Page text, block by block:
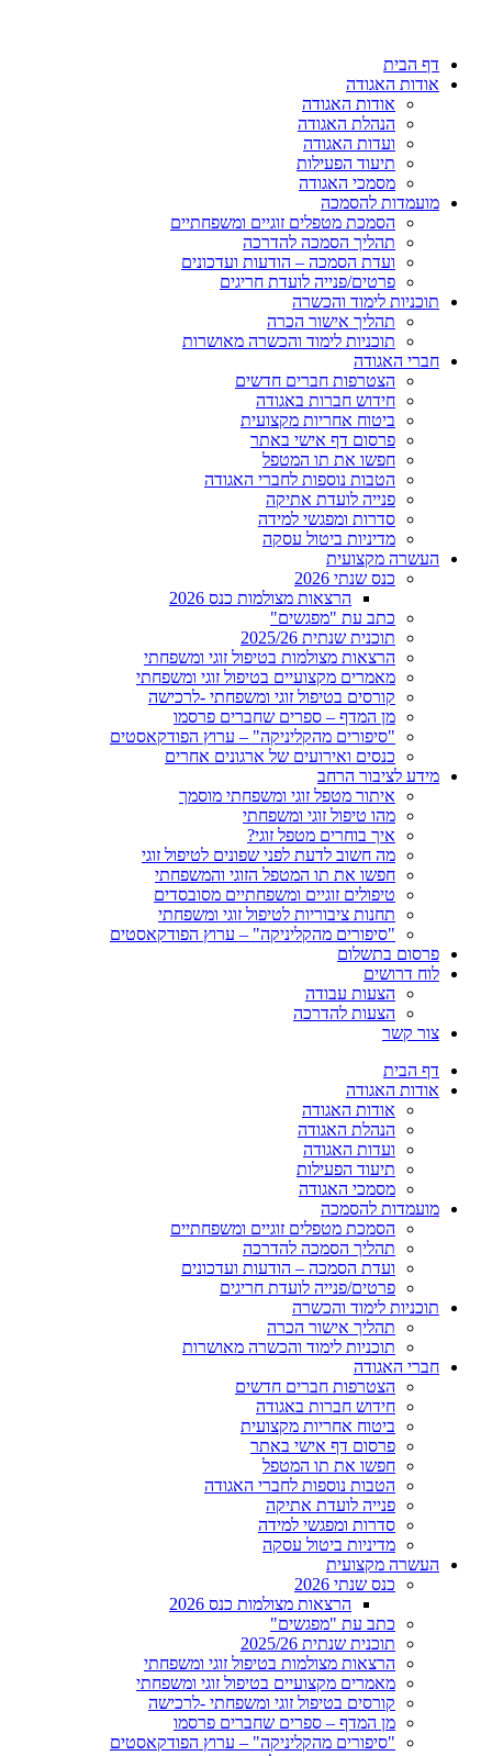
דף הבית
אודות האגודה
אודות האגודה
הנהלת האגודה
ועדות האגודה
תיעוד הפעילות
מסמכי האגודה
מועמדות להסמכה
הסמכת מטפלים זוגיים ומשפחתיים
תהליך הסמכה להדרכה
ועדת הסמכה – הודעות ועדכונים
פרטים/פנייה לועדת חריגים
תוכניות לימוד והכשרה
תהליך אישור הכרה
תוכניות לימוד והכשרה מאושרות
חברי האגודה
הצטרפות חברים חדשים
חידוש חברות באגודה
ביטוח אחריות מקצועית
פרסום דף אישי באתר
חפשו את תו המטפל
הטבות נוספות לחברי האגודה
פנייה לועדת אתיקה
סדרות ומפגשי למידה
מדיניות ביטול עסקה
העשרה מקצועית
כנס שנתי 2026
הרצאות מצולמות כנס 2026
כתב עת "מפגשים"
תוכנית שנתית 2025/26
הרצאות מצולמות בטיפול זוגי ומשפחתי
מאמרים מקצועיים בטיפול זוגי ומשפחתי
קורסים בטיפול זוגי ומשפחתי -לרכישה
מן המדף – ספרים שחברים פרסמו
"סיפורים מהקליניקה" – ערוץ הפודקאסטים
כנסים ואירועים של ארגונים אחרים
מידע לציבור הרחב
איתור מטפל זוגי ומשפחתי מוסמך
מהו טיפול זוגי ומשפחתי
איך בוחרים מטפל זוגי?
מה חשוב לדעת לפני שפונים לטיפול זוגי
חפשו את תו המטפל הזוגי והמשפחתי
טיפולים זוגיים ומשפחתיים מסובסדים
תחנות ציבוריות לטיפול זוגי ומשפחתי
"סיפורים מהקליניקה" – ערוץ הפודקאסטים
פרסום בתשלום
לוח דרושים
הצעות עבודה
הצעות להדרכה
צור קשר
דף הבית
אודות האגודה
אודות האגודה
הנהלת האגודה
ועדות האגודה
תיעוד הפעילות
מסמכי האגודה
מועמדות להסמכה
הסמכת מטפלים זוגיים ומשפחתיים
תהליך הסמכה להדרכה
ועדת הסמכה – הודעות ועדכונים
פרטים/פנייה לועדת חריגים
תוכניות לימוד והכשרה
תהליך אישור הכרה
תוכניות לימוד והכשרה מאושרות
חברי האגודה
הצטרפות חברים חדשים
חידוש חברות באגודה
ביטוח אחריות מקצועית
פרסום דף אישי באתר
חפשו את תו המטפל
הטבות נוספות לחברי האגודה
פנייה לועדת אתיקה
סדרות ומפגשי למידה
מדיניות ביטול עסקה
העשרה מקצועית
כנס שנתי 2026
הרצאות מצולמות כנס 2026
כתב עת "מפגשים"
תוכנית שנתית 2025/26
הרצאות מצולמות בטיפול זוגי ומשפחתי
מאמרים מקצועיים בטיפול זוגי ומשפחתי
קורסים בטיפול זוגי ומשפחתי -לרכישה
מן המדף – ספרים שחברים פרסמו
"סיפורים מהקליניקה" – ערוץ הפודקאסטים